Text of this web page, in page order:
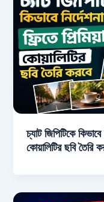
চ্যাট জিপিটিকে
কোয়ালিটির ছবি তৈরি